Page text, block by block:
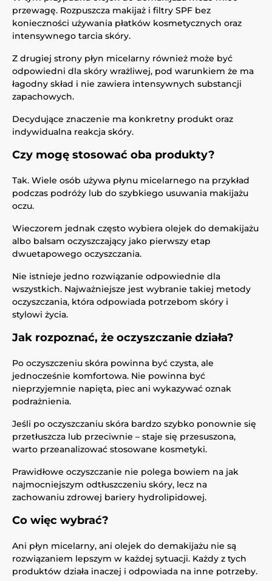
przewagę. Rozpuszcza makijaż i filtry SPF bez
konieczności używania płatków kosmetycznych oraz
intensywnego tarcia skóry.
Z drugiej strony płyn micelarny również może być
odpowiedni dla skóry wrażliwej, pod warunkiem że ma
łagodny skład i nie zawiera intensywnych substancji
zapachowych.
Decydujące znaczenie ma konkretny produkt oraz
indywidualna reakcja skóry.
Czy mogę stosować oba produkty?
Tak. Wiele osób używa płynu micelarnego na przykład
podczas podróży lub do szybkiego usuwania makijażu
oczu.
Wieczorem jednak często wybiera olejek do demakijażu
albo balsam oczyszczający jako pierwszy etap
dwuetapowego oczyszczania.
Nie istnieje jedno rozwiązanie odpowiednie dla
wszystkich. Najważniejsze jest wybranie takiej metody
oczyszczania, która odpowiada potrzebom skóry i
stylowi życia.
Jak rozpoznać, że oczyszczanie działa?
Po oczyszczeniu skóra powinna być czysta, ale
jednocześnie komfortowa. Nie powinna być
nieprzyjemnie napięta, piec ani wykazywać oznak
podrażnienia.
Jeśli po oczyszczaniu skóra bardzo szybko ponownie się
przetłuszcza lub przeciwnie – staje się przesuszona,
warto przeanalizować stosowane kosmetyki.
Prawidłowe oczyszczanie nie polega bowiem na jak
najmocniejszym odtłuszczeniu skóry, lecz na
zachowaniu zdrowej bariery hydrolipidowej.
Co więc wybrać?
Ani płyn micelarny, ani olejek do demakijażu nie są
rozwiązaniem lepszym w każdej sytuacji. Każdy z tych
produktów działa inaczej i odpowiada na inne potrzeby.